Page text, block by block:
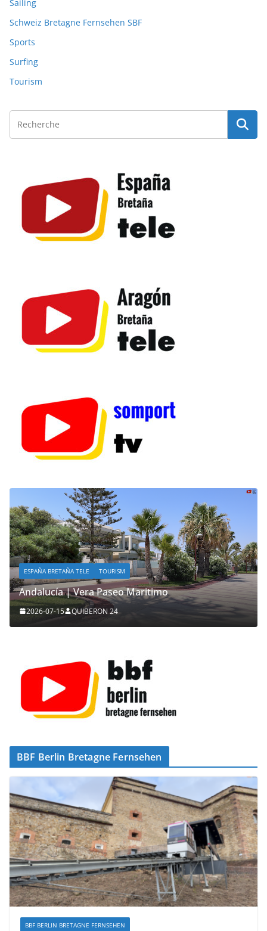
Sailing
Schweiz Bretagne Fernsehen SBF
Sports
Surfing
Tourism
ESPAÑA BRETAÑA TELE TOURISM
Andalucía | Vera Paseo Maritimo
2026-07-15 QUIBERON 24
BBF Berlin Bretagne Fernsehen
BBF BERLIN BRETAGNE FERNSEHEN